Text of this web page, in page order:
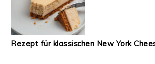
Rezept für klassischen New York